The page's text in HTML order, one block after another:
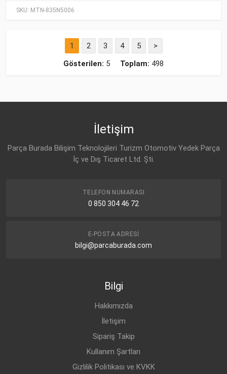
SKU: MTN-835N5006
1 2 3 4 5
>
Gösterilen: 5 Toplam: 498
İletişim
Parça Burada Bilişim Teknolojileri Turizm Otomotiv Yedek Parça
İç ve Dış Ticaret Ltd. Şti.
TELEFON NUMARASI
0 850 304 46 72
E-POSTA ADRESI
bilgi@parcaburada.com
Bilgi
Hakkımızda
İletişim
Sipariş Takip
Kullanım Şartları
Gizlilik Politikası ve KVKK